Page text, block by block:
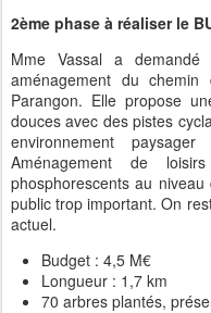
2ème phase à réaliser le
Mme Vassal a
aménagement du
Parangon. Elle propose
douces avec des pistes
environnement
Aménagement de
phosphorescents au
public trop important. On
actuel.
Budget : 4,5 M€
Longueur : 1,7 km
70 arbres plantés,